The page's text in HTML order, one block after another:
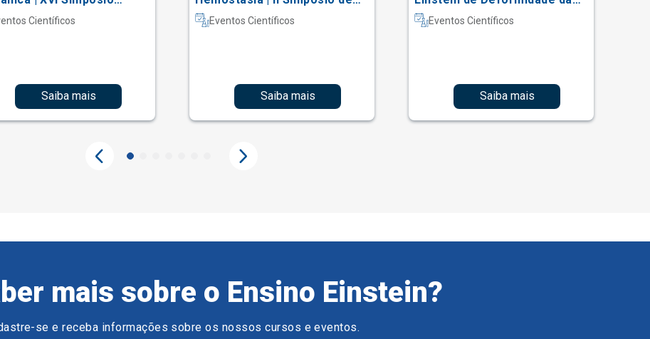
Einstein de
em Terapia
Científicos
Saiba mais
Hematologia Laboratorial
Eventos Científicos
Saiba mais
Coluna e Técnicas Complexas
Eventos Científicos
Saiba mais
mais sobre o Ensino Einstein?
se e receba informações sobre os nossos cursos e eventos.